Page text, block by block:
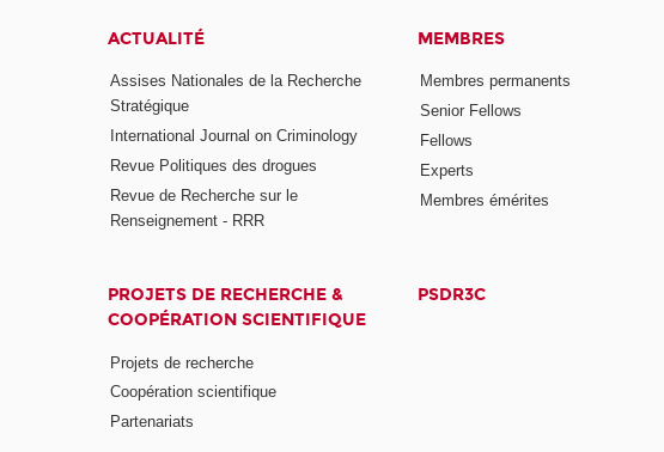
ACTUALITÉ
Assises Nationales de la Recherche
Stratégique
International Journal on Criminology
Revue Politiques des drogues
Revue de Recherche sur le
Renseignement - RRR
MEMBRES
Membres permanents
Senior Fellows
Fellows
Experts
Membres émérites
PROJETS DE RECHERCHE &
COOPÉRATION SCIENTIFIQUE
Projets de recherche
Coopération scientifique
Partenariats
PSDR3C